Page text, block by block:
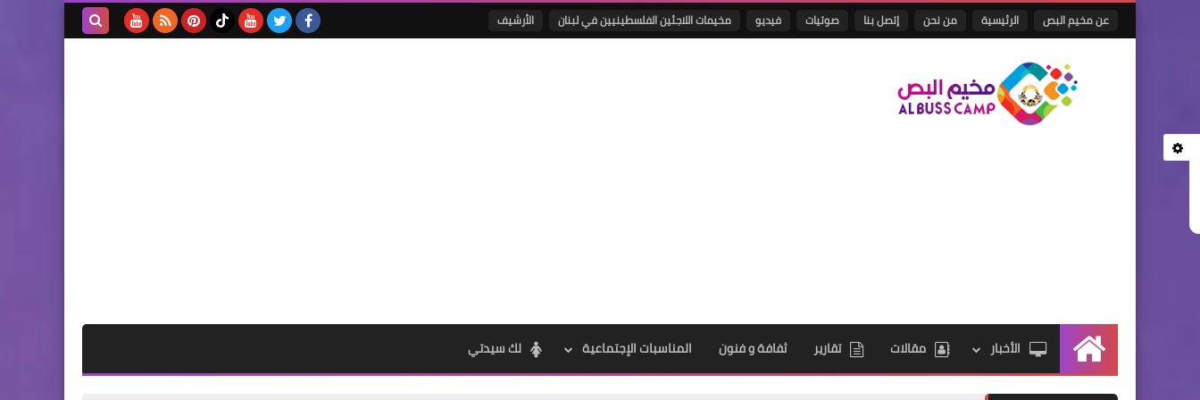
عن مخيم البص الرئيسية من نحن إتصل بنا صوتيات فيديو مخيمات اللاجئين الفلسطينيين في لبنان الأرشيف
الرئيسيةالأخبار مقالات تقارير ثفافة و فنون المناسبات الإجتماعية لك سيدتي
بدأ إختيار عناصر القوة
التنفيذية في عين الحلوة
أخبار المخيمات
تبحث مع الوفـد النرويجي